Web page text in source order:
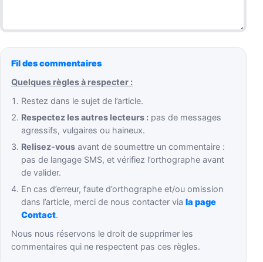
Fil des commentaires
Quelques règles à respecter :
Restez dans le sujet de l’article.
Respectez les autres lecteurs : pas de messages
agressifs, vulgaires ou haineux.
Relisez-vous avant de soumettre un commentaire :
pas de langage SMS, et vérifiez l’orthographe avant
de valider.
En cas d’erreur, faute d’orthographe et/ou omission
dans l’article, merci de nous contacter viala page
Contact.
Nous nous réservons le droit de supprimer les
commentaires qui ne respectent pas ces règles.